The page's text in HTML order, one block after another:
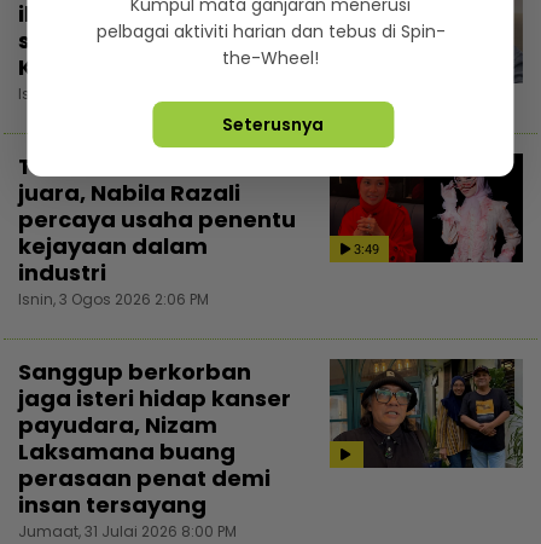
ibarat tutup periuk nasi
sendiri - Dazrin
Kamarudin
Isnin, 3 Ogos 2026 4:13 PM
3:49
Tiada istilah ‘badi’
juara, Nabila Razali
percaya usaha penentu
kejayaan dalam
industri
Isnin, 3 Ogos 2026 2:06 PM
Sanggup berkorban
jaga isteri hidap kanser
payudara, Nizam
Laksamana buang
perasaan penat demi
insan tersayang
Jumaat, 31 Julai 2026 8:00 PM
Kumpul mata ganjaran menerusi
pelbagai aktiviti harian dan tebus di Spin-
the-Wheel!
Seterusnya